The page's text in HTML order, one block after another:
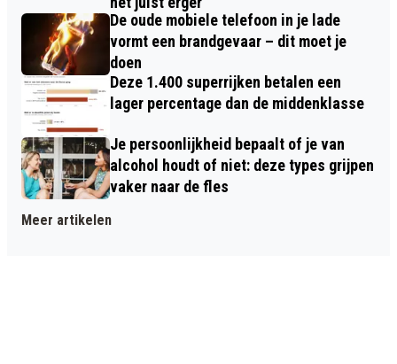
De oude mobiele telefoon in je lade
vormt een brandgevaar – dit moet je
doen
Deze 1.400 superrijken betalen een
lager percentage dan de middenklasse
Je persoonlijkheid bepaalt of je van
alcohol houdt of niet: deze types grijpen
vaker naar de fles
Meer artikelen